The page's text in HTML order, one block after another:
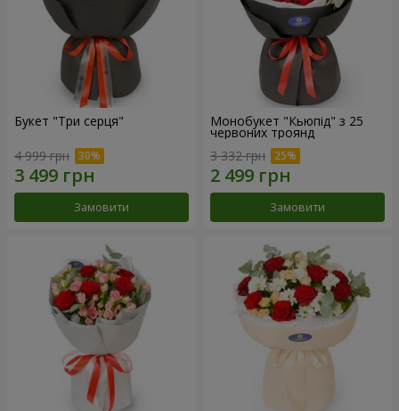
Букет "Три серця"
4 999 грн
Замовити
Монобукет "Кьюпід" з 25
червоних троянд
3 332 грн
Замовити